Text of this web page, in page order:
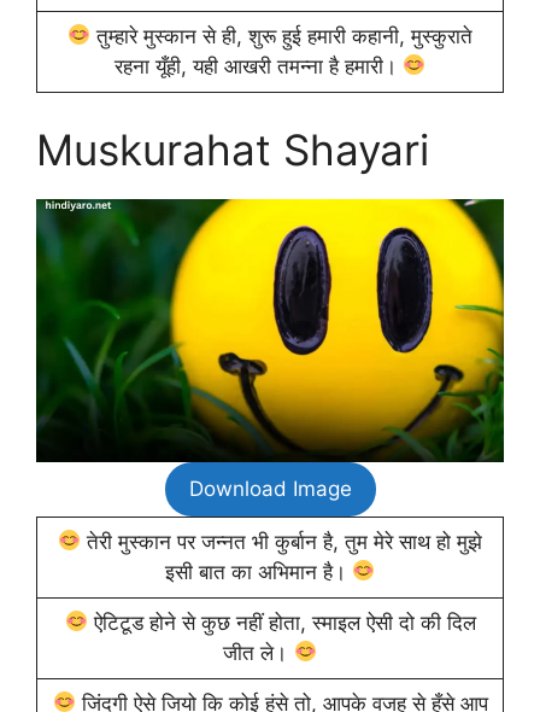
तुम्हारे मुस्कान से ही, शुरू हुई हमारी कहानी, मुस्कुराते
रहना यूँही, यही आखरी तमन्ना है हमारी।
Muskurahat Shayari
Download Image
तेरी मुस्कान पर जन्नत भी कुर्बान है, तुम मेरे साथ हो मुझे
इसी बात का अभिमान है।
ऐटिटूड होने से कुछ नहीं होता, स्माइल ऐसी दो की दिल
जीत ले।
जिंदगी ऐसे जियो कि कोई हंसे तो, आपके वजह से हँसे आप